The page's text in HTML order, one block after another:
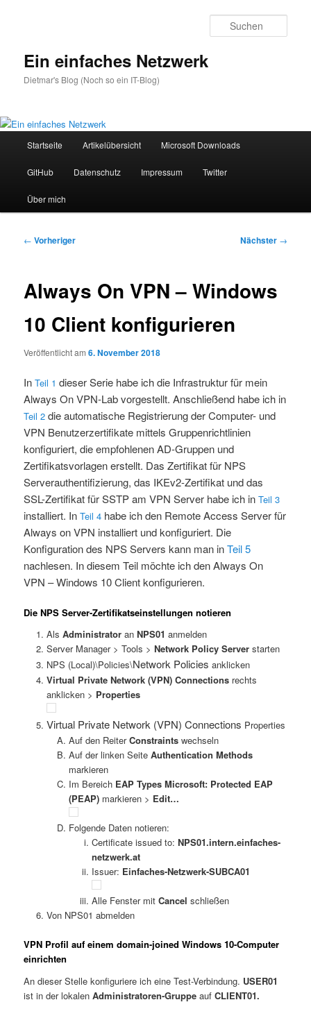
Ein einfaches Netzwerk
Dietmar's Blog (Noch so ein IT-Blog)
Startseite Artikelübersicht Microsoft Downloads
GitHub Datenschutz Impressum Twitter
Über mich
Beitragsnavigation
← Vorheriger Nächster →
Always On VPN – Windows
10 Client konfigurieren
Veröffentlicht am6. November 2018
InTeil 1 dieser Serie habe ich die Infrastruktur für mein
Always On VPN-Lab vorgestellt. Anschließend habe ich in
Teil 2 die automatische Registrierung der Computer- und
VPN Benutzerzertifikate mittels Gruppenrichtlinien
konfiguriert, die empfohlenen AD-Gruppen und
Zertifikatsvorlagen erstellt. Das Zertifikat für NPS
Serverauthentifizierung, das IKEv2-Zertifikat und das
SSL-Zertifikat für SSTP am VPN Server habe ich inTeil 3
installiert. InTeil 4 habe ich den Remote Access Server für
Always on VPN installiert und konfiguriert. Die
Konfiguration des NPS Servers kann man inTeil 5
nachlesen. In diesem Teil möchte ich den Always On
VPN – Windows 10 Client konfigurieren.
Die NPS Server-Zertifikatseinstellungen notieren
Als Administratoran NPS01 anmelden
Server Manager > Tools > Network Policy Serverstarten
NPS (Local)\Policies\Network Policies anklicken
Virtual Private Network (VPN) Connectionsrechts
anklicken > Properties
Virtual Private Network (VPN) Connections Properties
Auf den ReiterConstraints wechseln
Auf der linken SeiteAuthentication Methods
markieren
Im Bereich EAP Types Microsoft: Protected EAP
(PEAP) markieren > Edit…
Folgende Daten notieren:
Certificate issued to: NPS01.intern.einfaches-
netzwerk.at
Issuer: Einfaches-Netzwerk-SUBCA01
Alle Fenster mit Cancel schließen
Von NPS01 abmelden
VPN Profil auf einem domain-joined Windows 10-Computer
einrichten
An dieser Stelle konfiguriere ich eine Test-Verbindung. USER01
ist in der lokalenAdministratoren-Gruppe aufCLIENT01.